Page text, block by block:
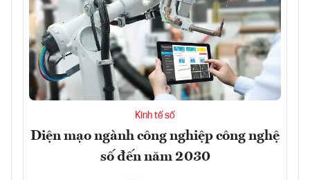
Kinh tế số
Diện mạo ngành công nghiệp công nghệ
số đến năm 2030